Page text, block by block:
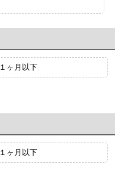
１ヶ月以下
１ヶ月以下